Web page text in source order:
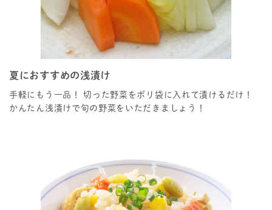
夏におすすめの浅漬け
手軽にもう一品！ 切った野菜をポリ袋に入れて漬けるだけ！
かんたん浅漬けで旬の野菜をいただきましょう！